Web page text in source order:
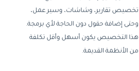
تخصيص تقارير، وشاشات، وسير عمل،
وحتى إضافة حقول دون الحاجة لأي برمجة.
هذا التخصيص يكون أسهل وأقل تكلفة
من الأنظمة القديمة.